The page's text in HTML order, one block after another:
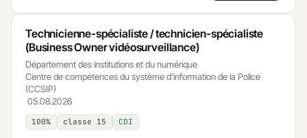
Technicienne-spécialiste / technicien-spécialiste
(Business Owner vidéosurveillance)
Département des institutions et du numérique·
Centre de compétences du système d'information de la Police
(CCSIP)
·05.08.2026
100% classe 15 CDI